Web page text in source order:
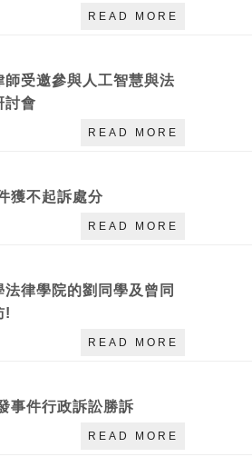
READ MORE
師受邀參與人工智慧與法
討會
READ MORE
獲不起訴處分
READ MORE
律學院的劉同學及曾同
!
READ MORE
事件行政訴訟勝訴
READ MORE